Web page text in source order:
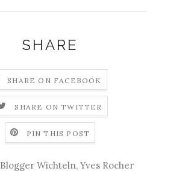
SHARE
SHARE ON FACEBOOK
SHARE ON TWITTER
PIN THIS POST
Blogger Wichteln,Yves Rocher